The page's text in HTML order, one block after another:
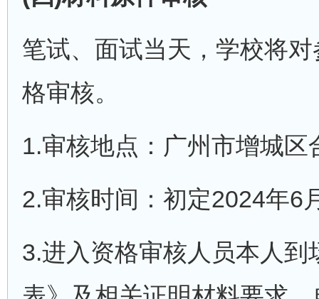
笔试、面试当天，学校将
格审核。
1.审核地点：广州市增城区
2.审核时间：初定2024年6
3.进入资格审核人员本人